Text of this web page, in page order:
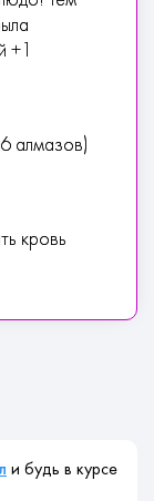
+1
алмазов)
кровь
и будь в курсе